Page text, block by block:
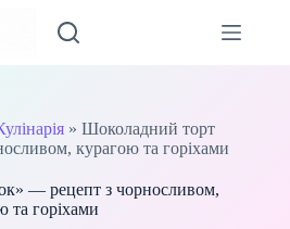
»Шоколадний торт
курагою та горіхами
— рецепт з чорносливом,
та горіхами